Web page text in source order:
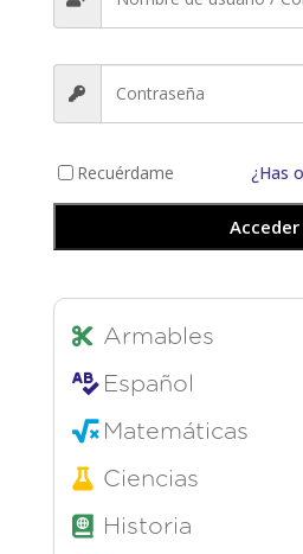
Recuérdame ¿Has
Acceder
Armables
Español
Matemáticas
Ciencias
Historia